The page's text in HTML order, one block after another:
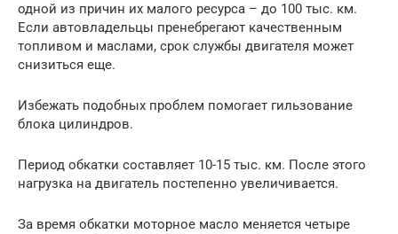
одной из причин их малого ресурса – до 100 тыс. км.
Если автовладельцы пренебрегают качественным
топливом и маслами, срок службы двигателя может
снизиться еще.
Избежать подобных проблем помогает гильзование
блока цилиндров.
Период обкатки составляет 10-15 тыс. км. После этого
нагрузка на двигатель постепенно увеличивается.
За время обкатки моторное масло меняется четыре